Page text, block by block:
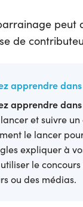
peut
de
apprendre
apprendre
et suivre
le lancer
expliquer à
le
ou des médias.